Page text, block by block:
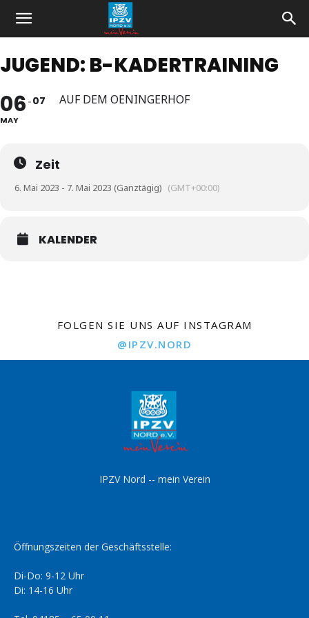
JUGEND: B-KADERTRAINING
06
MAY
07 AUF DEM OENINGERHOF
Zeit
6. Mai 2023 - 7. Mai 2023 (Ganztägig) (GMT+00:00)
KALENDER
FOLGEN SIE UNS AUF INSTAGRAM
@IPZV.NORD
IPZV Nord -- mein Verein
Öffnungszeiten der Geschäftsstelle:
Di-Do: 9-12 Uhr
Di: 14-16 Uhr